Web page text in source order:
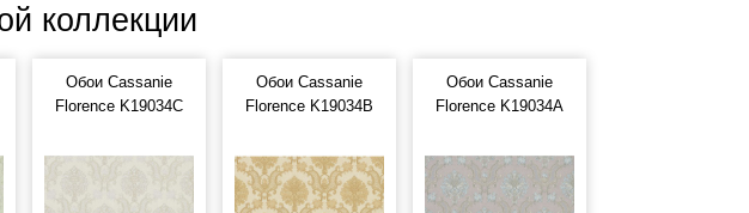
коллекции
Обои Cassanie
Florence K19034C
Обои Cassanie
Florence K19034B
Обои Cassanie
Florence K19034A